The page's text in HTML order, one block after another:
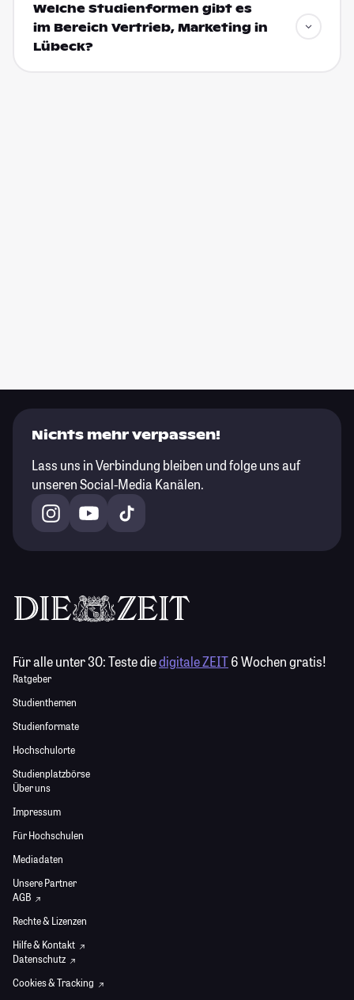
Welche Studienformen gibt es
im Bereich Vertrieb, Marketing in
Lübeck?
Nichts mehr verpassen!
Lass uns in Verbindung bleiben und folge uns auf
unseren Social-Media Kanälen.
Für alle unter 30:Teste diedigitale ZEIT6 Wochen gratis!
Ratgeber
Studienthemen
Studienformate
Hochschulorte
Studienplatzbörse
Über uns
Impressum
Für Hochschulen
Mediadaten
Unsere Partner
AGB
Rechte & Lizenzen
Hilfe & Kontakt
Datenschutz
Cookies & Tracking